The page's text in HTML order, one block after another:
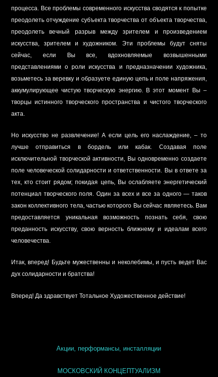
процесса. Все проблемы современного искусства сводятся к попытке
преодолеть отчуждение субъекта творчества от объекта творчества,
преодолеть вечный разрыв между зрителем и произведением
искусства, зрителем и художником. Эти проблемы будут сняты
сейчас, если Вы все, вдохновляемые возвышенными
представлениями о роли искусства и предназначении художника,
возьметесь за веревку и образуете единую цепь и поле напряжения,
аккумулирующее чистую творческую энергию. В этот момент Вы –
творцы истинного творческого пространства и чистого творческого
акта.
Но искусство не развлечение! А если цель его наслаждение, – то
лучше отправиться в бордель или кабак. Создавая поле
исключительной творческой активности, Вы одновременно создаете
поле человеческой солидарности и ответственности. Вы в ответе за
тех, кто стоит рядом; покидая цепь, Вы ослабляете энергетический
потенциал творческого поля. Один за всех и все за одного — таков
закон коллективного тела, частью которого Вы сейчас являетесь. Вам
предоставляется уникальная возможность познать себя, свою
преданность искусству, свою верность ближнему и идеалам всего
человечества.
Итак, вперед! Будьте мужественны и неколебимы, и пусть ведет Вас
дух солидарности и братства!
Вперед! Да здравствует Тотальное Художественное действие!
Акции, перформансы, инсталляции
МОСКОВСКИЙ КОНЦЕПТУАЛИЗМ